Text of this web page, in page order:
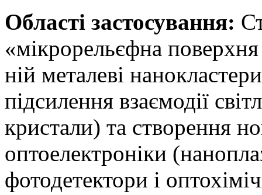
Області застосування:
«мікрорельєфна
ній металеві
підсилення взаємодії
кристали) та створення
оптоелектроніки
фотодетектори і